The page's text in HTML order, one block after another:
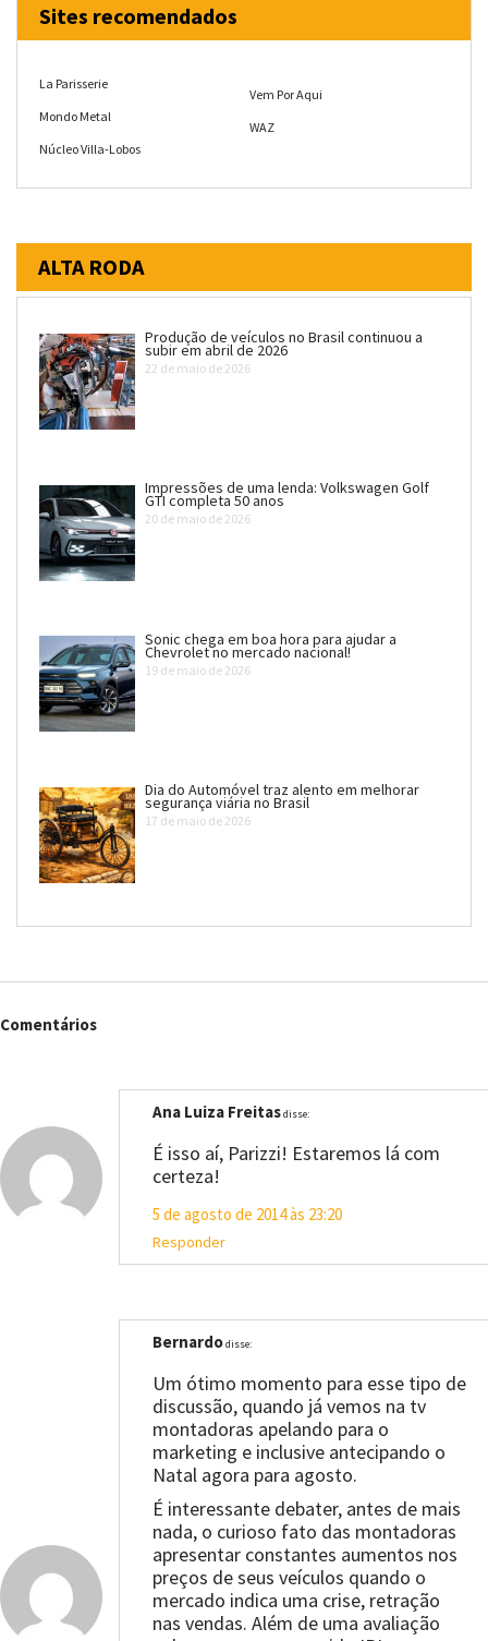
Sites recomendados
La Parisserie
Mondo Metal
Núcleo Villa-Lobos
Vem Por Aqui
WAZ
ALTA RODA
Produção de veículos no Brasil continuou a
subir em abril de 2026
22 de maio de 2026
Impressões de uma lenda: Volkswagen Golf
GTI completa 50 anos
20 de maio de 2026
Sonic chega em boa hora para ajudar a
Chevrolet no mercado nacional!
19 de maio de 2026
Dia do Automóvel traz alento em melhorar
segurança viária no Brasil
17 de maio de 2026
Comentários
Ana Luiza Freitasdisse:
É isso aí, Parizzi! Estaremos lá com
certeza!
5 de agosto de 2014 às 23:20
Responder
Bernardodisse:
Um ótimo momento para esse tipo de
discussão, quando já vemos na tv
montadoras apelando para o
marketing e inclusive antecipando o
Natal agora para agosto.
É interessante debater, antes de mais
nada, o curioso fato das montadoras
apresentar constantes aumentos nos
preços de seus veículos quando o
mercado indica uma crise, retração
nas vendas. Além de uma avaliação